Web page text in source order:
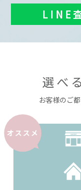
LINE
選べ
お客様のご
オススメ